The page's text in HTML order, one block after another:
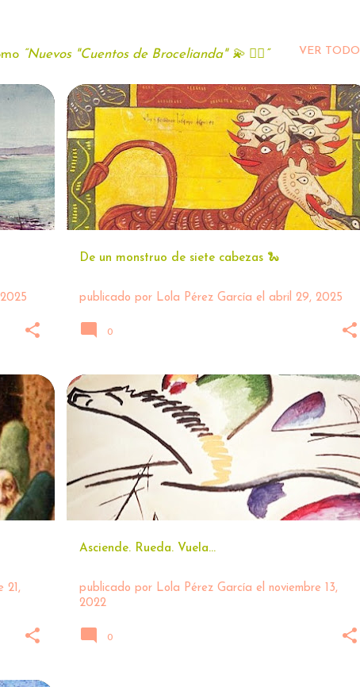
Nuevos "Cuentos de Brocelianda" 💫 🧝‍♀️ VER TODO
De un monstruo de siete cabezas 🐍
publicado por Lola Pérez García el abril 29, 2025
ARTE COSAS DE PROFE ITINERANTE 📚 +4
0
21,
+3
Asciende. Rueda. Vuela...
publicado por Lola Pérez García el noviembre 13,
2022
COSAS DE LIBROS 📚 4
0